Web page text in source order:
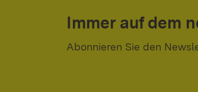
Immer auf dem
Abonnieren Sie den